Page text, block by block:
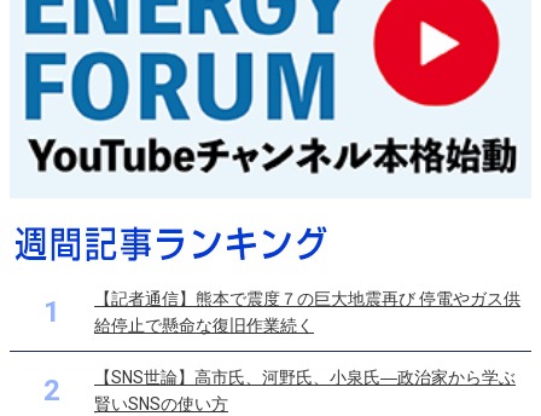
1
【記者通信】熊本で震度７の巨大地震再び 停電やガス供
給停止で懸命な復旧作業続く
2
【SNS世論】高市氏、河野氏、小泉氏―政治家から学ぶ
賢いSNSの使い方